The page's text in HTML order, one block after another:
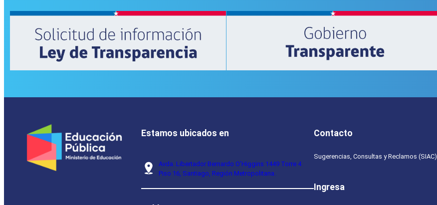
Estamos ubicados en
Avda. Libertador Bernardo O’Higgins 1449 Torre 4
Piso 16, Santiago, Región Metropolitana.
Contacto
Sugerencias, Consultas y Reclamos (SIAC)
Ingresa